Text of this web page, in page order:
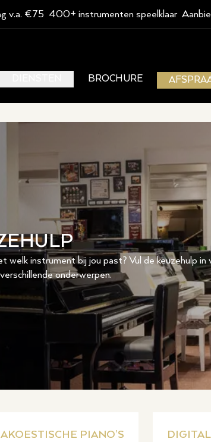
v.a. €75 400+ instrumenten speelklaar
BROCHURE
welk instrument bij jou past? Vul de keuzehulp
onderwerpen.
PIANO’S